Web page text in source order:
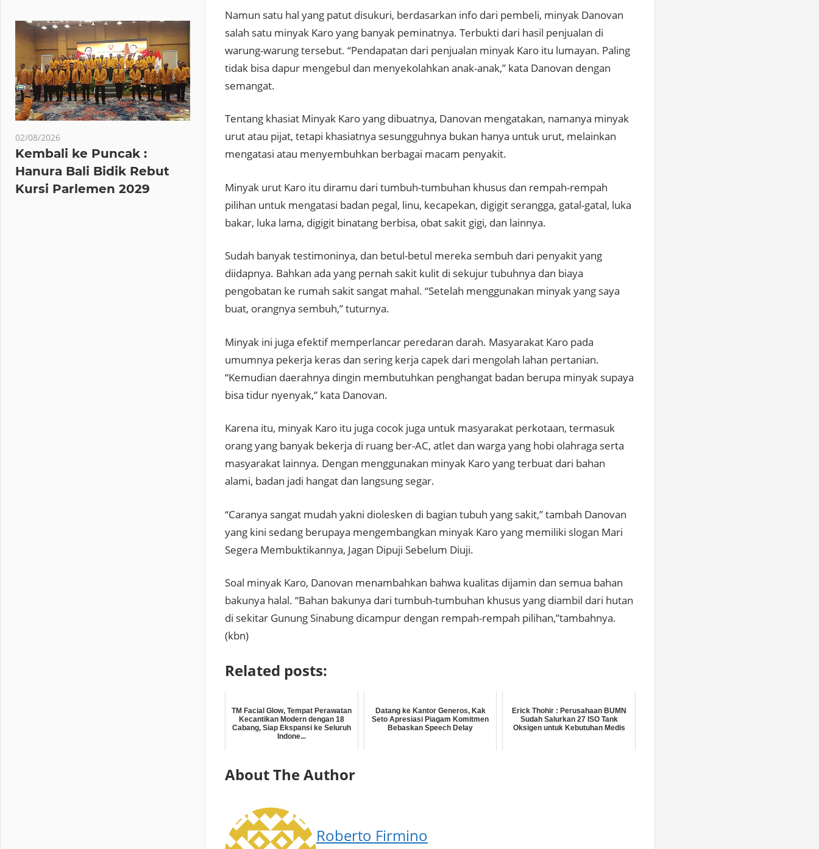
Namun satu hal yang patut disukuri, berdasarkan info dari pembeli, minyak Danovan
salah satu minyak Karo yang banyak peminatnya. Terbukti dari hasil penjualan di
warung-warung tersebut. “Pendapatan dari penjualan minyak Karo itu lumayan. Paling
tidak bisa dapur mengebul dan menyekolahkan anak-anak,” kata Danovan dengan
semangat.
Tentang khasiat Minyak Karo yang dibuatnya, Danovan mengatakan, namanya minyak
urut atau pijat, tetapi khasiatnya sesungguhnya bukan hanya untuk urut, melainkan
mengatasi atau menyembuhkan berbagai macam penyakit.
Minyak urut Karo itu diramu dari tumbuh-tumbuhan khusus dan rempah-rempah
pilihan untuk mengatasi badan pegal, linu, kecapekan, digigit serangga, gatal-gatal, luka
bakar, luka lama, digigit binatang berbisa, obat sakit gigi, dan lainnya.
Sudah banyak testimoninya, dan betul-betul mereka sembuh dari penyakit yang
diidapnya. Bahkan ada yang pernah sakit kulit di sekujur tubuhnya dan biaya
pengobatan ke rumah sakit sangat mahal. “Setelah menggunakan minyak yang saya
buat, orangnya sembuh,” tuturnya.
Minyak ini juga efektif memperlancar peredaran darah. Masyarakat Karo pada
umumnya pekerja keras dan sering kerja capek dari mengolah lahan pertanian.
“Kemudian daerahnya dingin membutuhkan penghangat badan berupa minyak supaya
bisa tidur nyenyak,” kata Danovan.
Karena itu, minyak Karo itu juga cocok juga untuk masyarakat perkotaan, termasuk
orang yang banyak bekerja di ruang ber-AC, atlet dan warga yang hobi olahraga serta
masyarakat lainnya. Dengan menggunakan minyak Karo yang terbuat dari bahan
alami, badan jadi hangat dan langsung segar.
“Caranya sangat mudah yakni diolesken di bagian tubuh yang sakit,” tambah Danovan
yang kini sedang berupaya mengembangkan minyak Karo yang memiliki slogan Mari
Segera Membuktikannya, Jagan Dipuji Sebelum Diuji.
Soal minyak Karo, Danovan menambahkan bahwa kualitas dijamin dan semua bahan
bakunya halal. “Bahan bakunya dari tumbuh-tumbuhan khusus yang diambil dari hutan
di sekitar Gunung Sinabung dicampur dengan rempah-rempah pilihan,”tambahnya.
(kbn)
Related posts:
TM Facial Glow, Tempat Perawatan
Kecantikan Modern dengan 18
Cabang, Siap Ekspansi ke Seluruh
Indone...
Datang ke Kantor Generos, Kak
Seto Apresiasi Piagam Komitmen
Bebaskan Speech Delay
Erick Thohir : Perusahaan BUMN
Sudah Salurkan 27 ISO Tank
Oksigen untuk Kebutuhan Medis
About The Author
Roberto Firmino
02/08/2026
Kembali ke Puncak :
Hanura Bali Bidik Rebut
Kursi Parlemen 2029